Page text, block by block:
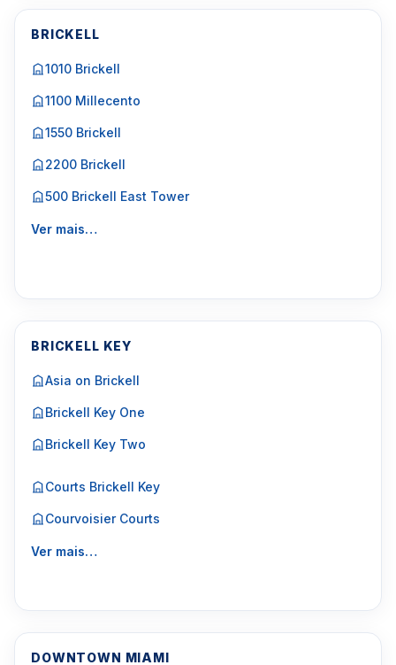
BRICKELL
1010 Brickell
1100 Millecento
1550 Brickell
2200 Brickell
500 Brickell East Tower
Ver mais…
BRICKELL KEY
Asia on Brickell
Brickell Key One
Brickell Key Two
Courts Brickell Key
Courvoisier Courts
Ver mais…
DOWNTOWN MIAMI